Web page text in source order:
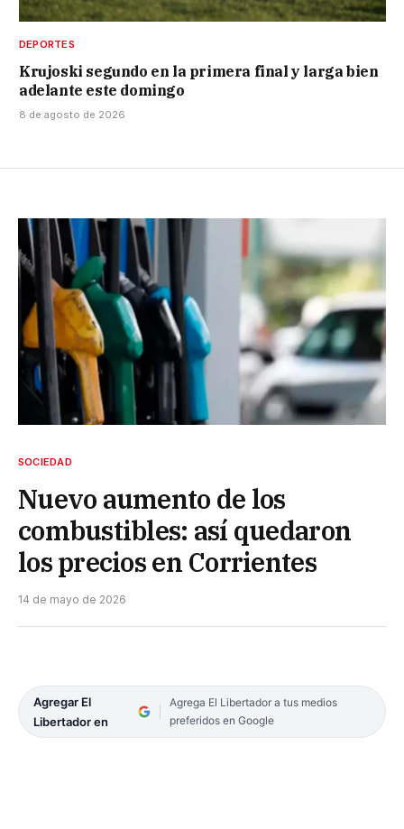
DEPORTES
Krujoski segundo en la primera final y larga bien
adelante este domingo
8 de agosto de 2026
SOCIEDAD
Nuevo aumento de los
combustibles: así quedaron
los precios en Corrientes
14 de mayo de 2026
Agregar El
Libertador en
Agrega El Libertador a tus medios
preferidos en Google